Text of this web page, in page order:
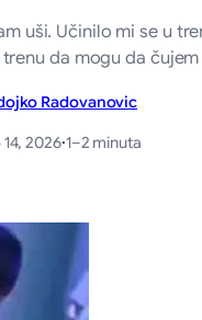
uši. Učinilo mi se u
da mogu da
Radovanovic
2026·1–2 minuta